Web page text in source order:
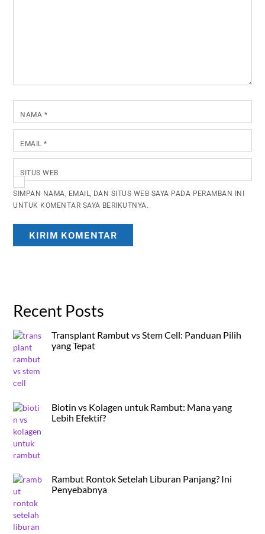
NAMA *
EMAIL*
SITUS WEB
SIMPAN NAMA, EMAIL, DAN SITUS WEB SAYA PADA PERAMBAN INI
UNTUK KOMENTAR SAYA BERIKUTNYA.
Recent Posts
Transplant Rambut vs Stem Cell: Panduan Pilih
yang Tepat
Biotin vs Kolagen untuk Rambut: Mana yang
Lebih Efektif?
Rambut Rontok Setelah Liburan Panjang? Ini
Penyebabnya